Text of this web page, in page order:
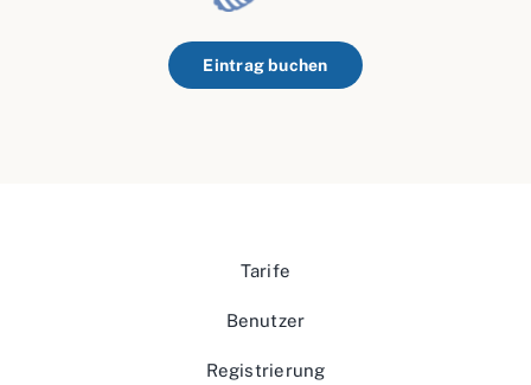
Eintrag buchen
Tarife
Benutzer
Registrierung